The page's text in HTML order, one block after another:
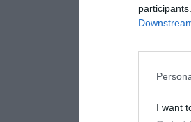
I want